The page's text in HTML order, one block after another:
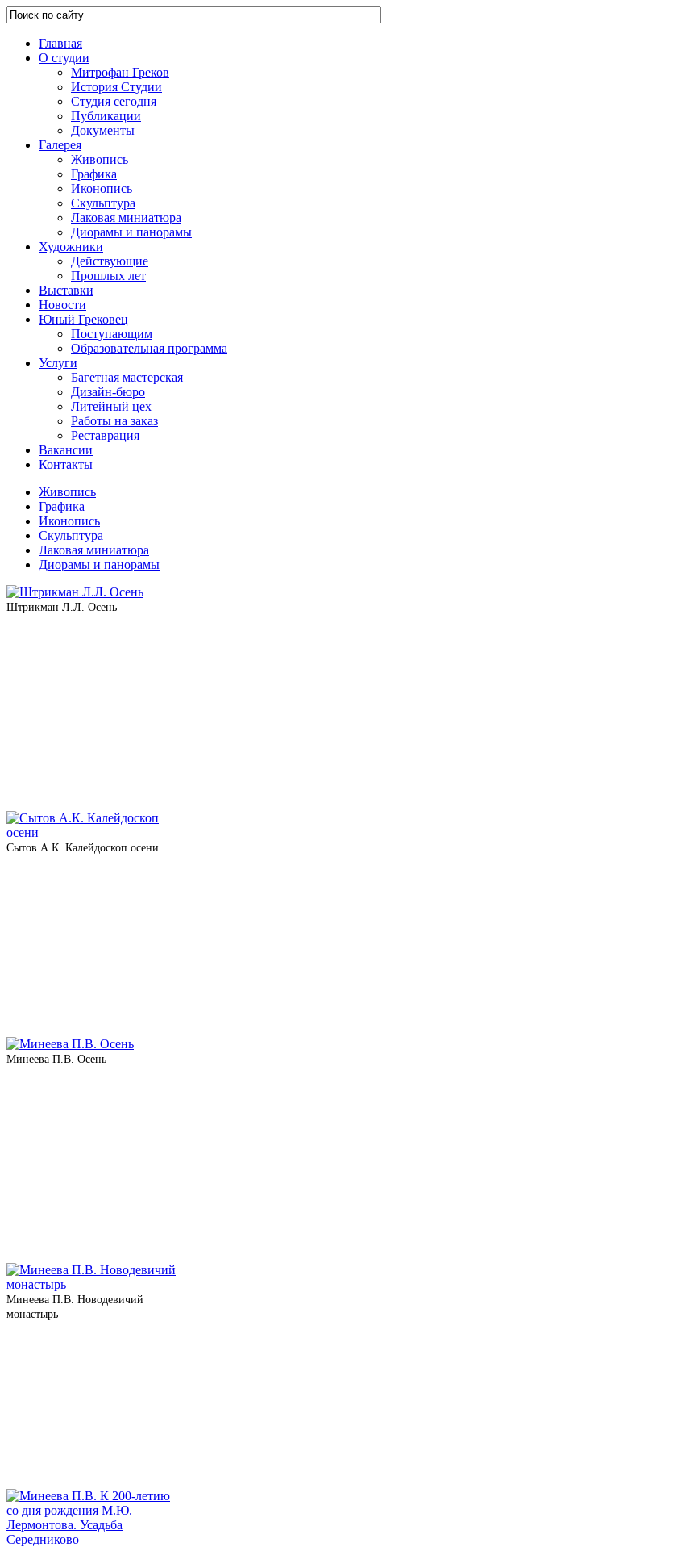
Главная
О студии
Митрофан Греков
История Студии
Студия сегодня
Публикации
Документы
Галерея
Живопись
Графика
Иконопись
Скульптура
Лаковая миниатюра
Диорамы и панорамы
Художники
Действующие
Прошлых лет
Выставки
Новости
Юный Грековец
Поступающим
Образовательная программа
Услуги
Багетная мастерская
Дизайн-бюро
Литейный цех
Работы на заказ
Реставрация
Вакансии
Контакты
Живопись
Графика
Иконопись
Скульптура
Лаковая миниатюра
Диорамы и панорамы
Штрикман Л.Л. Осень
Сытов А.К. Калейдоскоп осени
Минеева П.В. Осень
Минеева П.В. Новодевичий
монастырь